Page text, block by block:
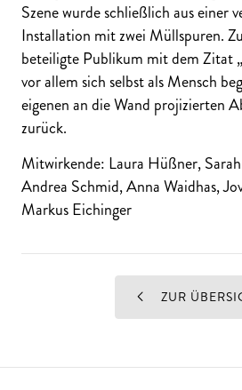
Szene wurde schließlich aus einer
Installation mit zwei Müllspuren.
beteiligte Publikum mit dem Zitat
vor allem sich selbst als Mensch
eigenen an die Wand projizierten
zurück.
Mitwirkende: Laura Hüßner,
Andrea Schmid, Anna Waidhas,
Markus Eichinger
ZUR